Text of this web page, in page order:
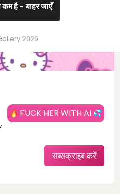
FUCK HER WITH AI
सब्सक्राइब करें
है - बाहर जाएँ
2026